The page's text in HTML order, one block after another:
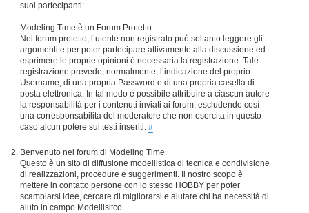
suoi partecipanti:
Modeling Time è un Forum Protetto.
Nel forum protetto, l’utente non registrato può soltanto leggere gli
argomenti e per poter partecipare attivamente alla discussione ed
esprimere le proprie opinioni è necessaria la registrazione. Tale
registrazione prevede, normalmente, l’indicazione del proprio
Username, di una propria Password e di una propria casella di
posta elettronica. In tal modo è possibile attribuire a ciascun autore
la responsabilità per i contenuti inviati ai forum, escludendo così
una corresponsabilità del moderatore che non esercita in questo
caso alcun potere sui testi inseriti. #
Benvenuto nel forum di Modeling Time.
Questo è un sito di diffusione modellistica di tecnica e condivisione
di realizzazioni, procedure e suggerimenti. Il nostro scopo è
mettere in contatto persone con lo stesso HOBBY per poter
scambiarsi idee, cercare di migliorarsi e aiutare chi ha necessità di
aiuto in campo Modellisitco.